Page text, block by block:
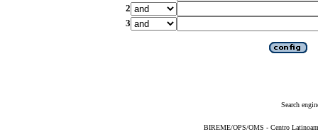
2
3
Search
BIREME/OPS/OMS - Centro